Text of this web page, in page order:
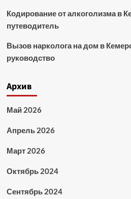
Кодирование от алкоголизма в
путеводитель
Вызов нарколога на дом в
руководство
Архив
Май 2026
Апрель 2026
Март 2026
Октябрь 2024
Сентябрь 2024